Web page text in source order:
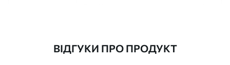
ВІДГУКИ ПРО ПРОДУКТ